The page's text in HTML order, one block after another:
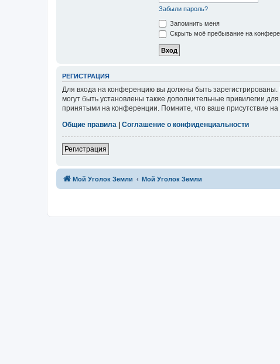
Забыли пароль?
Запомнить меня
Скрыть моё пребывание на
РЕГИСТРАЦИЯ
Для входа на конференцию вы должны быть зарегистрированы.
могут быть установлены также дополнительные привилегии
принятыми на конференции. Помните, что ваше присутствие
Общие правила
Соглашение о конфиденциальности
Регистрация
Мой Уголок Земли Мой Уголок Земли